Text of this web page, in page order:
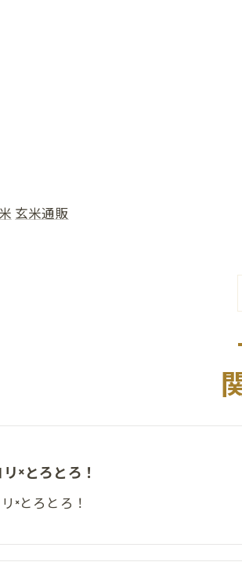
玄米通販
×とろとろ！
×とろとろ！